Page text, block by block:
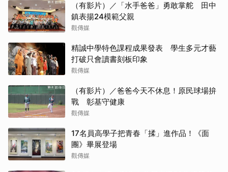
（有影片）／「水手爸爸」勇敢掌舵 田中
鎮表揚24模範父親
觀傳媒
精誠中學特色課程成果發表 學生多元才藝
打破只會讀書刻板印象
觀傳媒
（有影片）／爸爸今天不休息！原民球場拚
戰 彰基守健康
觀傳媒
17名員高學子把青春「揉」進作品！《面
團》畢展登場
觀傳媒